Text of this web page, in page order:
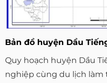
Bản đồ huyện Dầu
Quy hoạch huyện Dầu
nghiệp cùng du lịch làm